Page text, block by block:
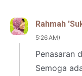
Rahmah
5:26 AM
Penasaran
Semoga